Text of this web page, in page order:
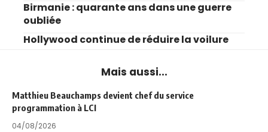
Birmanie : quarante ans dans une guerre
oubliée
Hollywood continue de réduire la voilure
Mais aussi...
Matthieu Beauchamps devient chef du service
programmation à LCI
04/08/2026